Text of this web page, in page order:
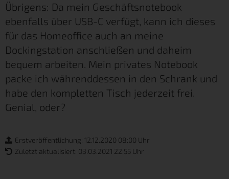
Übrigens: Da mein Geschäftsnotebook
ebenfalls über USB-C verfügt, kann ich dieses
für das Homeoffice auch an meine
Dockingstation anschließen und daheim
bequem arbeiten. Mein privates Notebook
packe ich währenddessen in den Schrank und
habe den kompletten Tisch jederzeit frei.
Genial, oder?
Erstveröffentlichung: 12.12.2020 08:00 Uhr
Zuletzt aktualisiert: 03.03.2021 22:55 Uhr